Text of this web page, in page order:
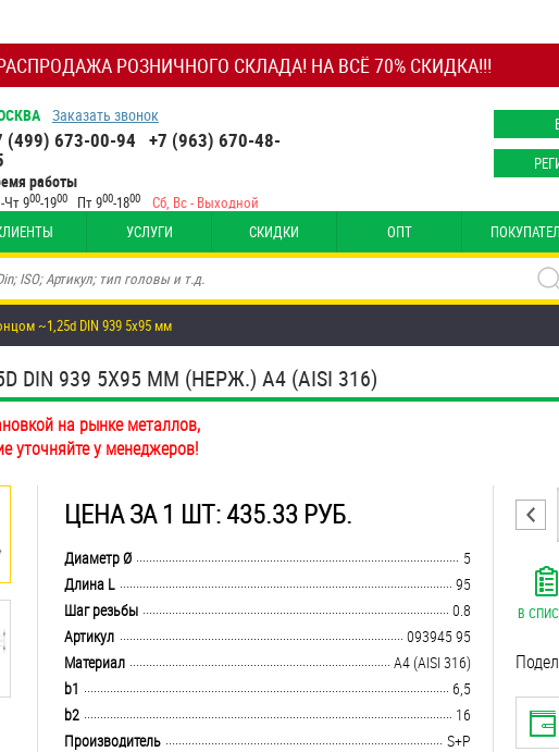
РОЗНИЧНОГО СКЛАДА! НА ВСЁ 70% СКИДКА!!!
Заказать звонок
(499) 673-00-94 +7 (963) 670-48-
работы
Чт 900-1900 Пт 900-1800 Сб, Вс - Выходной
УСЛУГИ СКИДКИ ОПТ
~1,25d DIN 939 5х95 мм
939 5Х95 ММ (НЕРЖ.) A4 (AISI 316)
на рынке металлов,
уточняйте у менеджеров!
ЦЕНА ЗА 1 ШТ: 435.33 РУБ.
Диаметр Ø
5
Длина L
95
Шаг резьбы
0.8
Артикул
093945 95
Материал
A4 (AISI 316)
b1
6,5
b2
16
Производитель
S+P
В